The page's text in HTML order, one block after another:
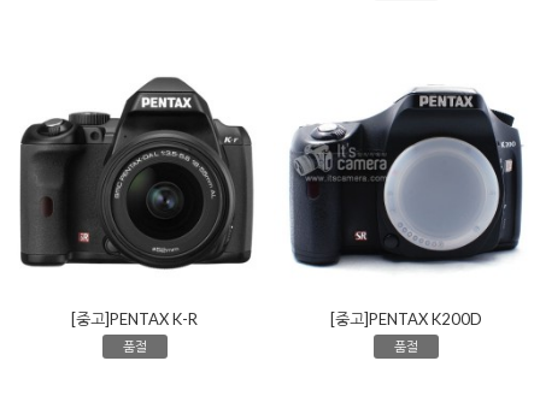
[중고]PENTAX K-R
품절
[중고]PENTAX K200D
품절